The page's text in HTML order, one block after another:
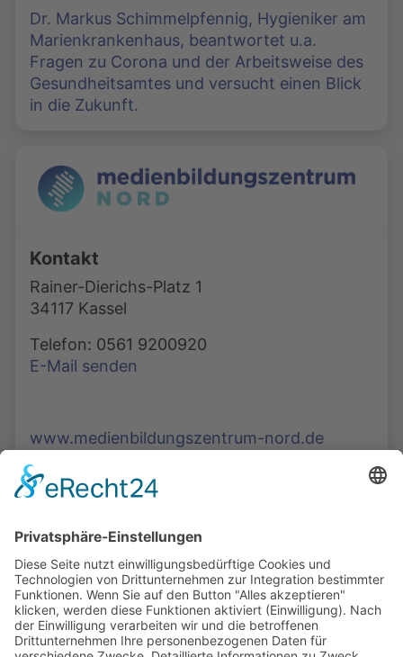
Dr. Markus Schimmelpfennig, Hygieniker am
Marienkrankenhaus, beantwortet u.a.
Fragen zu Corona und der Arbeitsweise des
Gesundheitsamtes und versucht einen Blick
in die Zukunft.
Kontakt
Rainer-Dierichs-Platz 1
34117 Kassel
Telefon: 0561 9200920
E-Mail senden
www.medienbildungszentrum-nord.de
Podcasts, Themen und Informationen.
Entdecken Sie unser Forum für Medien, Bildung
und Demokratie - jederzeit und überall
verfügbar.